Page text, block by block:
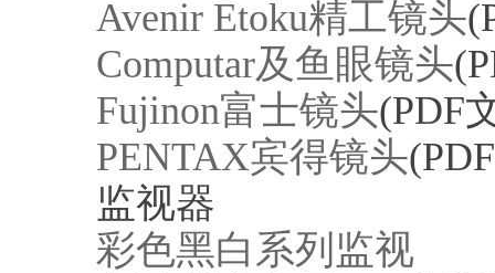
Avenir Etoku精工镜头
Computar及鱼眼镜头
Fujinon富士镜头(PDF
PENTAX宾得镜头
监视器
彩色黑白系列监视